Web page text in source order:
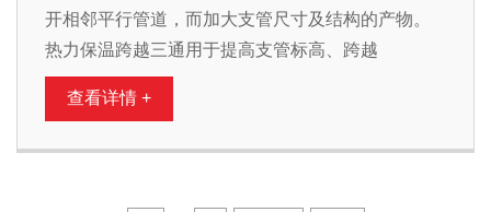
开相邻平行管道，而加大支管尺寸及结构的产物。
热力保温跨越三通用于提高支管标高、跨越
查看详情 +